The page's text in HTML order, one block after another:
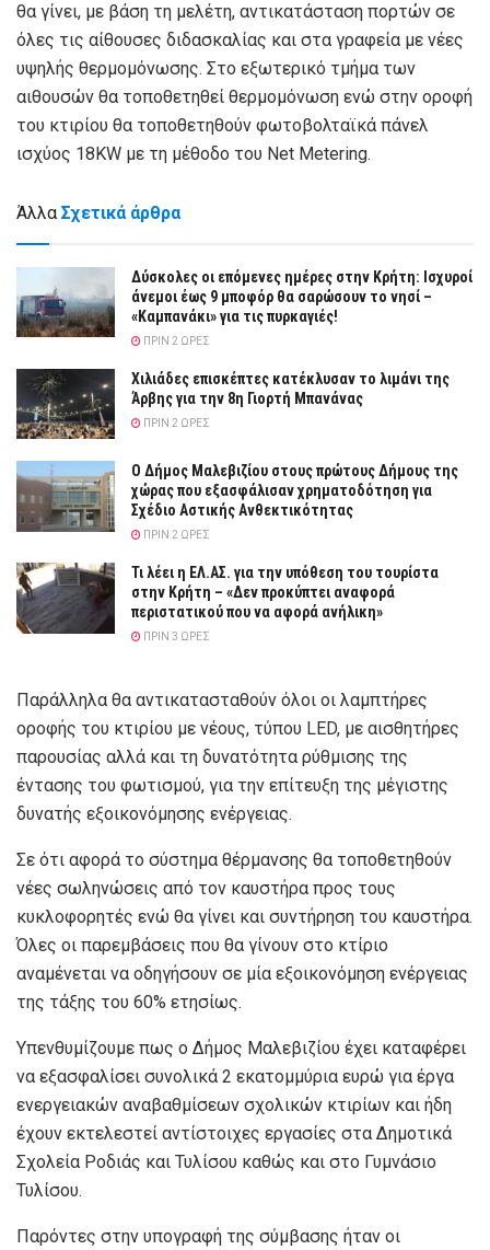
θα γίνει, με βάση τη μελέτη, αντικατάσταση πορτών σε
όλες τις αίθουσες διδασκαλίας και στα γραφεία με νέες
υψηλής θερμομόνωσης. Στο εξωτερικό τμήμα των
αιθουσών θα τοποθετηθεί θερμομόνωση ενώ στην οροφή
του κτιρίου θα τοποθετηθούν φωτοβολταϊκά πάνελ
ισχύος 18KW με τη μέθοδο του Net Metering.
Άλλα Σχετικά άρθρα
Δύσκολες οι επόμενες ημέρες στην Κρήτη: Ισχυροί
άνεμοι έως 9 μποφόρ θα σαρώσουν το νησί –
«Καμπανάκι» για τις πυρκαγιές!
ΠΡΙΝ 2 ΏΡΕΣ
Χιλιάδες επισκέπτες κατέκλυσαν το λιμάνι της
Άρβης για την 8η Γιορτή Μπανάνας
ΠΡΙΝ 2 ΏΡΕΣ
Ο Δήμος Μαλεβιζίου στους πρώτους Δήμους της
χώρας που εξασφάλισαν χρηματοδότηση για
Σχέδιο Αστικής Ανθεκτικότητας
ΠΡΙΝ 2 ΏΡΕΣ
Τι λέει η ΕΛ.ΑΣ. για την υπόθεση του τουρίστα
στην Κρήτη – «Δεν προκύπτει αναφορά
περιστατικού που να αφορά ανήλικη»
ΠΡΙΝ 3 ΏΡΕΣ
Παράλληλα θα αντικατασταθούν όλοι οι λαμπτήρες
οροφής του κτιρίου με νέους, τύπου LED, με αισθητήρες
παρουσίας αλλά και τη δυνατότητα ρύθμισης της
έντασης του φωτισμού, για την επίτευξη της μέγιστης
δυνατής εξοικονόμησης ενέργειας.
Σε ότι αφορά το σύστημα θέρμανσης θα τοποθετηθούν
νέες σωληνώσεις από τον καυστήρα προς τους
κυκλοφορητές ενώ θα γίνει και συντήρηση του καυστήρα.
Όλες οι παρεμβάσεις που θα γίνουν στο κτίριο
αναμένεται να οδηγήσουν σε μία εξοικονόμηση ενέργειας
της τάξης του 60% ετησίως.
Υπενθυμίζουμε πως ο Δήμος Μαλεβιζίου έχει καταφέρει
να εξασφαλίσει συνολικά 2 εκατομμύρια ευρώ για έργα
ενεργειακών αναβαθμίσεων σχολικών κτιρίων και ήδη
έχουν εκτελεστεί αντίστοιχες εργασίες στα Δημοτικά
Σχολεία Ροδιάς και Τυλίσου καθώς και στο Γυμνάσιο
Τυλίσου.
Παρόντες στην υπογραφή της σύμβασης ήταν οι